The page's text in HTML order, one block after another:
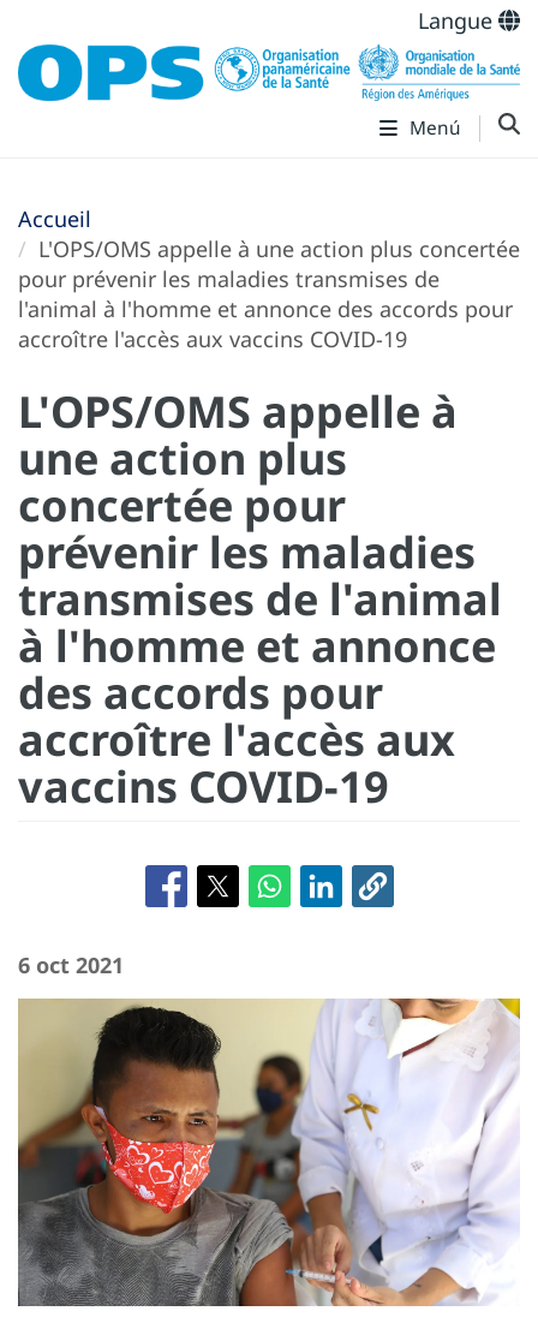
Langue
Menú
Accueil
L'OPS/OMS appelle à une action plus concertée
pour prévenir les maladies transmises de
l'animal à l'homme et annonce des accords pour
accroître l'accès aux vaccins COVID-19
L'OPS/OMS appelle à
une action plus
concertée pour
prévenir les maladies
transmises de l'animal
à l'homme et annonce
des accords pour
accroître l'accès aux
vaccins COVID-19
6 oct 2021